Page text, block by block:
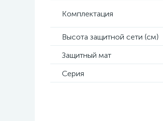
Комплектация
Высота защитной сети (см)
Защитный мат
Серия